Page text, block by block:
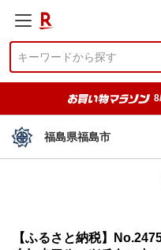
福島県福島市
【ふるさと納税】